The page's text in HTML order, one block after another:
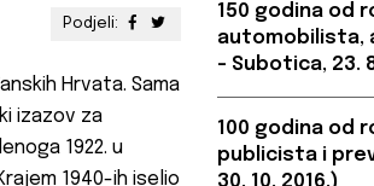
Podjeli:
Hrvata. Sama
izazov za
1922. u
1940-ih iselio
150 godina od
automobilista,
– Subotica, 23.
100 godina od
publicista i